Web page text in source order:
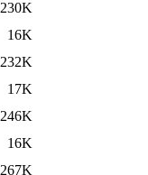
230K
16K
232K
17K
246K
16K
267K